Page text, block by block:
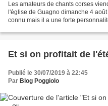
Les amateurs de chants corses
l'église de Guagno dimanche 4
connu mais il a une forte
Publié le 30/07/2019 à 22:45
Par Blog Poggiolo